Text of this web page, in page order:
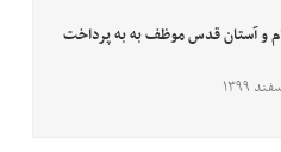
و آستان قدس موظف به به پرداخت